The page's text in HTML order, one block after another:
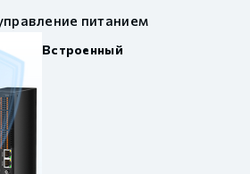
питанием
Встроенный